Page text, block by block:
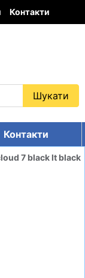
Контакти
Контакти
7 black lt black